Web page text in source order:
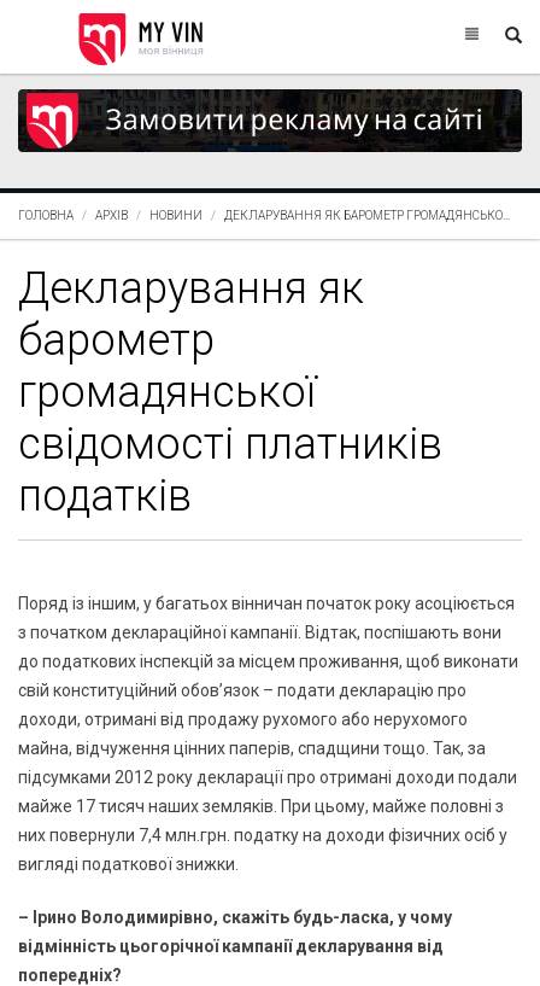
ГОЛОВНА АРХІВ НОВИНИ ДЕКЛАРУВАННЯ ЯК БАРОМЕТР ГРОМАДЯНСЬКО...
Декларування як
барометр
громадянської
свідомості платників
податків
Поряд із іншим, у багатьох вінничан початок року асоціюється
з початком деклараційної кампанії. Відтак, поспішають вони
до податкових інспекцій за місцем проживання, щоб виконати
свій конституційний обов’язок – подати декларацію про
доходи, отримані від продажу рухомого або нерухомого
майна, відчуження цінних паперів, спадщини тощо. Так, за
підсумками 2012 року декларації про отримані доходи подали
майже 17 тисяч наших земляків. При цьому, майже половні з
них повернули 7,4 млн.грн. податку на доходи фізичних осіб у
вигляді податкової знижки.
– Ірино Володимирівно, скажіть будь-ласка, у чому
відмінність цьогорічної кампанії декларування від
попередніх?